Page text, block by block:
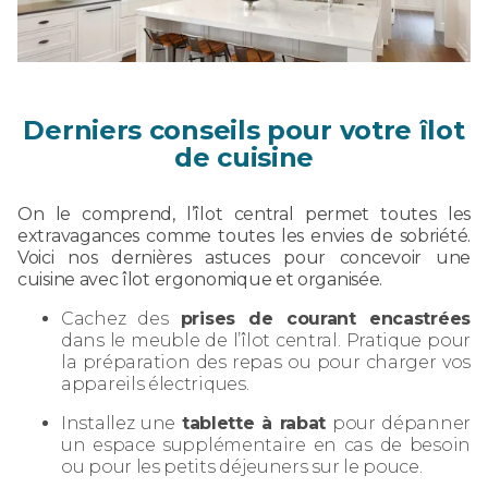
Derniers conseils pour votre îlot
de cuisine
On le comprend, l’îlot central permet toutes les
extravagances comme toutes les envies de sobriété.
Voici nos dernières astuces pour concevoir une
cuisine avec îlot ergonomique et organisée.
Cachez des prises de courant encastrées
dans le meuble de l’îlot central. Pratique pour
la préparation des repas ou pour charger vos
appareils électriques.
Installez une tablette à rabat pour dépanner
un espace supplémentaire en cas de besoin
ou pour les petits déjeuners sur le pouce.